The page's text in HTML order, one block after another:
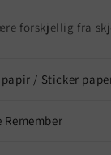
forskjellig fra
/ Sticker
Remember